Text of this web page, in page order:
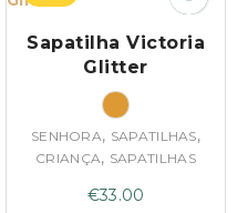
Sapatilha Victoria
Glitter
SENHORA, SAPATILHAS,
CRIANÇA, SAPATILHAS
€33.00